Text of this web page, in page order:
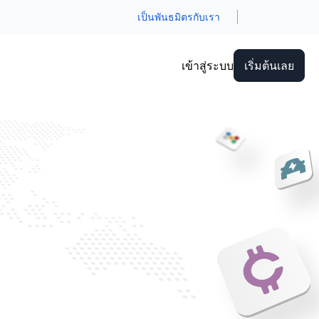
เป็นพันธมิตรกับเรา
เข้าสู่ระบบ เริ่มต้นเลย